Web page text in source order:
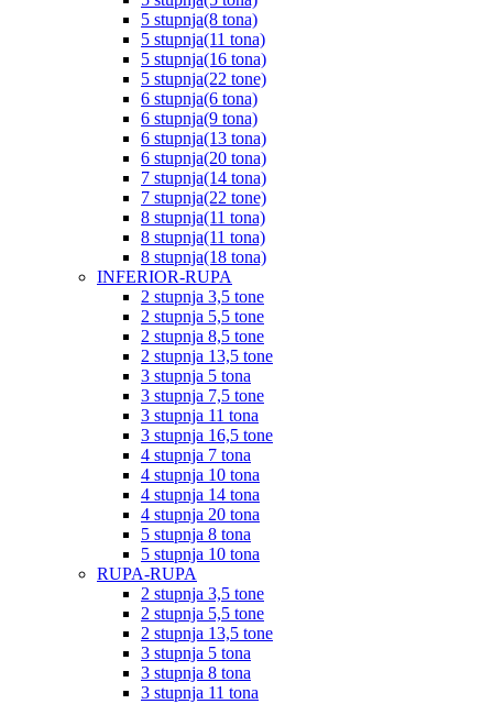
5 stupnja(8 tona)
5 stupnja(11 tona)
5 stupnja(16 tona)
5 stupnja(22 tone)
6 stupnja(6 tona)
6 stupnja(9 tona)
6 stupnja(13 tona)
6 stupnja(20 tona)
7 stupnja(14 tona)
7 stupnja(22 tone)
8 stupnja(11 tona)
8 stupnja(11 tona)
8 stupnja(18 tona)
INFERIOR-RUPA
2 stupnja 3,5 tone
2 stupnja 5,5 tone
2 stupnja 8,5 tone
2 stupnja 13,5 tone
3 stupnja 5 tona
3 stupnja 7,5 tone
3 stupnja 11 tona
3 stupnja 16,5 tone
4 stupnja 7 tona
4 stupnja 10 tona
4 stupnja 14 tona
4 stupnja 20 tona
5 stupnja 8 tona
5 stupnja 10 tona
RUPA-RUPA
2 stupnja 3,5 tone
2 stupnja 5,5 tone
2 stupnja 13,5 tone
3 stupnja 5 tona
3 stupnja 8 tona
3 stupnja 11 tona